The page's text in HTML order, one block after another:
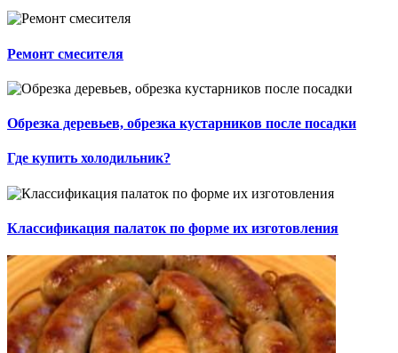
Ремонт смесителя
Обрезка деревьев, обрезка кустарников после посадки
Где купить холодильник?
Классификация палаток по форме их изготовления